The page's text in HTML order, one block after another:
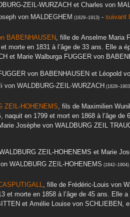
ZEIL-WURZACH et Charles von
von MALDEGHEM (1829–1913)- suivant
BABENHAUSEN, fille de Anselme Maria
et morte en 1831 à l’âge de 33 ans. Elle a
et Marie WalburgaFUGGER von
von BABENHAUSEN et Léopold
von WALDBURG-ZEIL-WURZACH (1828–1903
ZEIL-HOHENEMS, fils de Maximilien
, naquit en 1799 et mort en 1868 à l’âge de
Josèphe von WALDBURG ZEIL
ZEIL-HOHENEMS et Marie
WALDBURG ZEIL-HOHENEMS (1842–1904)
, fille de Frédéric-Louis von
et morte en 1858 à l’âge de 45 ans. Elle a
et Amélie Louise von SCHLIEBEN,